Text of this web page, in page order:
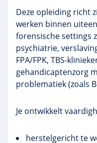
Deze opleiding richt
werken binnen
forensische settings
psychiatrie,
FPA/FPK, TBS-
gehandicaptenzorg
problematiek (zoals
Je ontwikkelt
herstelgericht te